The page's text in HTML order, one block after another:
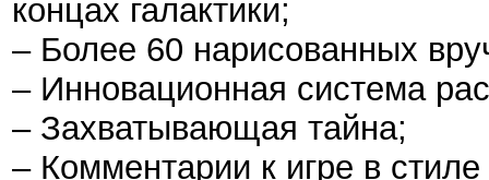
концах галактики;
– Более 60 нарисованных
– Инновационная система
– Захватывающая тайна;
– Комментарии к игре в